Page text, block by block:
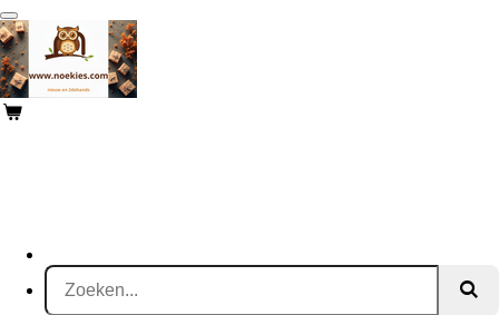
Ga
direct
naar
de
hoofdinhoud